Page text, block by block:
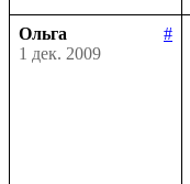
Ольга
#
1 дек. 2009